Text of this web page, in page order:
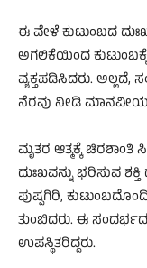
ಈ ವೇಳೆ ಕುಟುಂಬದ
ಅಗಲಿಕೆಯಿಂದ
ವ್ಯಕ್ತಪಡಿಸಿದರು. ಅಲ್ಲದೆ,
ನೆರವು ನೀಡಿ
ಮೃತರ ಆತ್ಮಕ್ಕೆ
ದುಃಖವನ್ನು ಭರಿಸುವ
ಪುಷ್ಪಗಿರಿ,
ತುಂಬಿದರು. ಈ
ಉಪಸ್ಥಿತರಿದ್ದರು.